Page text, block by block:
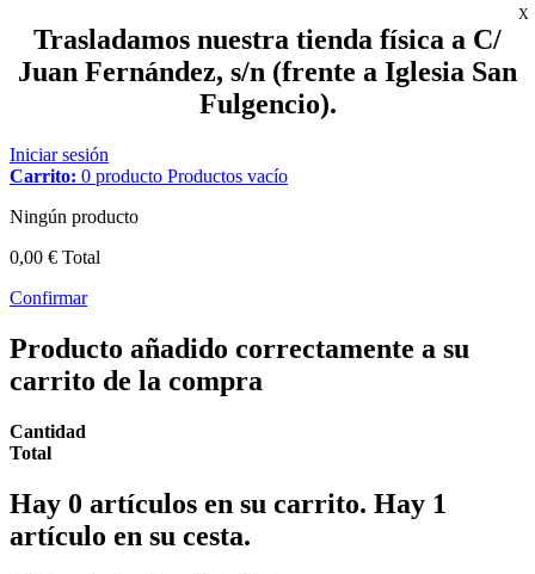
Trasladamos nuestra tienda física a C/
Juan Fernández, s/n (frente a Iglesia San
Fulgencio).
X
Iniciar sesión
Carrito: 0 producto Productos vacío
Ningún producto
0,00 € Total
Confirmar
Producto añadido correctamente a su
carrito de la compra
Cantidad
Total
Hay 0 artículos en su carrito. Hay 1
artículo en su cesta.